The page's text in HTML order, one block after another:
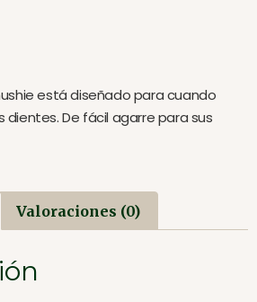
está diseñado para cuando
dientes. De fácil agarre para sus
Valoraciones (0)